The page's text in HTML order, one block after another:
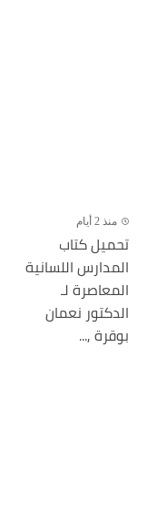
منذ 2 أيام
تحميل كتاب
المدارس اللسانية
المعاصرة لـ
الدكتور نعمان
بوقرة ,...